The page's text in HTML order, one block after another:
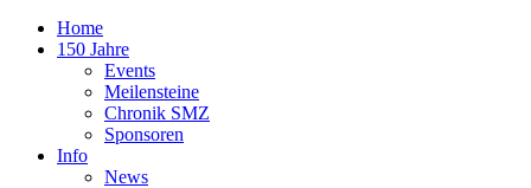
Home
150 Jahre
Events
Meilensteine
Chronik SMZ
Sponsoren
Info
News